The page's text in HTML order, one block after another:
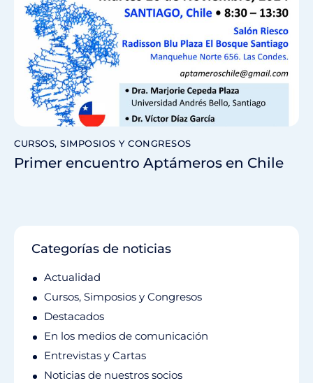
CURSOS, SIMPOSIOS Y CONGRESOS
Primer encuentro Aptámeros en Chile
Categorías de noticias
Actualidad
Cursos, Simposios y Congresos
Destacados
En los medios de comunicación
Entrevistas y Cartas
Noticias de nuestros socios